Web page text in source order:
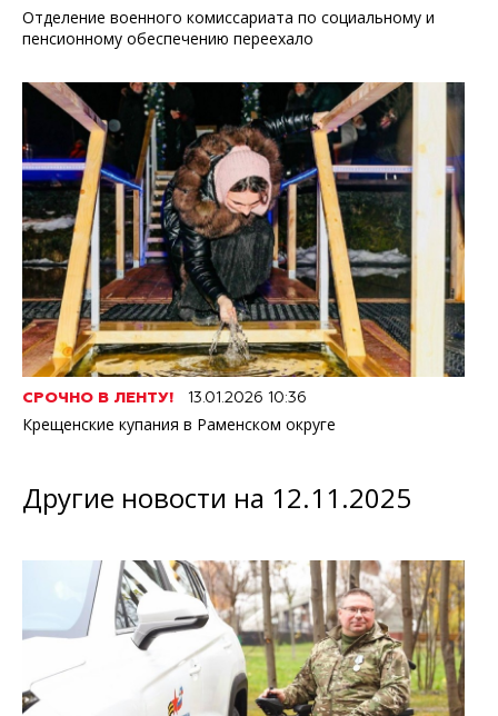
Отделение военного комиссариата по социальному и
пенсионному обеспечению переехало
СРОЧНО В ЛЕНТУ! 13.01.2026 10:36
Крещенские купания в Раменском округе
Другие новости на 12.11.2025